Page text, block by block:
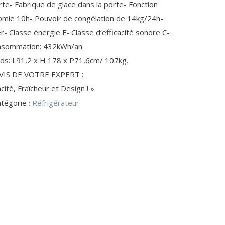
CLIMATISEUR (2)
POMPE À BIÈRE
CAVE À VIN
CONNECTIQUE PC (42)
CÂBLE IEEE1394
CLÉ USB
CD-R / CD-RW
ACCESSOIRE GPS (5)
Fabrique de glace dans la porte- Fonction
10h- Pouvoir de congélation de 14kg/24h-
Classe énergie F- Classe d’efficacité sonore C-
432kWh/an.
L91,2 x H 178 x P71,6cm/ 107kg.
DE VOTRE EXPERT :
Fraîcheur et Design ! »
: Réfrigérateur